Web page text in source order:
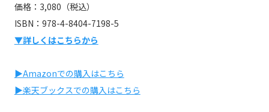
価格：3,080（税込）
ISBN：978-4-8404-7198-5
▼詳しくはこちらから
▶Amazonでの購入はこちら
▶楽天ブックスでの購入はこちら